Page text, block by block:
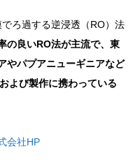
ろ過する逆浸透（RO）法
の良いRO法が主流で、東
やパプアニューギニアなど
よび製作に携わっている
会社HP